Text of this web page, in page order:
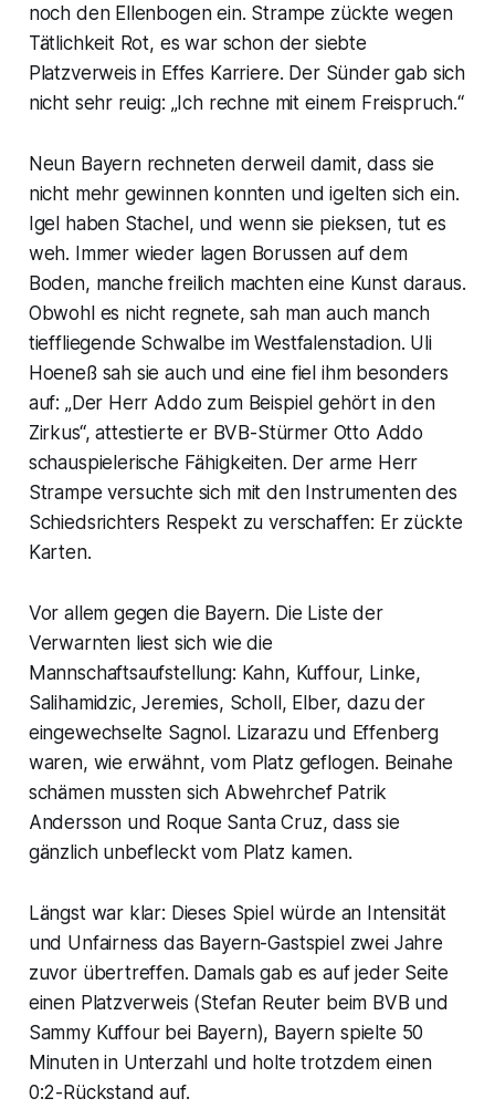
noch den Ellenbogen ein. Strampe zückte wegen
Tätlichkeit Rot, es war schon der siebte
Platzverweis in Effes Karriere. Der Sünder gab sich
nicht sehr reuig: „Ich rechne mit einem Freispruch.“
Neun Bayern rechneten derweil damit, dass sie
nicht mehr gewinnen konnten und igelten sich ein.
Igel haben Stachel, und wenn sie pieksen, tut es
weh. Immer wieder lagen Borussen auf dem
Boden, manche freilich machten eine Kunst daraus.
Obwohl es nicht regnete, sah man auch manch
tieffliegende Schwalbe im Westfalenstadion. Uli
Hoeneß sah sie auch und eine fiel ihm besonders
auf: „Der Herr Addo zum Beispiel gehört in den
Zirkus“, attestierte er BVB-Stürmer Otto Addo
schauspielerische Fähigkeiten. Der arme Herr
Strampe versuchte sich mit den Instrumenten des
Schiedsrichters Respekt zu verschaffen: Er zückte
Karten.
Vor allem gegen die Bayern. Die Liste der
Verwarnten liest sich wie die
Mannschaftsaufstellung: Kahn, Kuffour, Linke,
Salihamidzic, Jeremies, Scholl, Elber, dazu der
eingewechselte Sagnol. Lizarazu und Effenberg
waren, wie erwähnt, vom Platz geflogen. Beinahe
schämen mussten sich Abwehrchef Patrik
Andersson und Roque Santa Cruz, dass sie
gänzlich unbefleckt vom Platz kamen.
Längst war klar: Dieses Spiel würde an Intensität
und Unfairness das Bayern-Gastspiel zwei Jahre
zuvor übertreffen. Damals gab es auf jeder Seite
einen Platzverweis (Stefan Reuter beim BVB und
Sammy Kuffour bei Bayern), Bayern spielte 50
Minuten in Unterzahl und holte trotzdem einen
0:2-Rückstand auf.